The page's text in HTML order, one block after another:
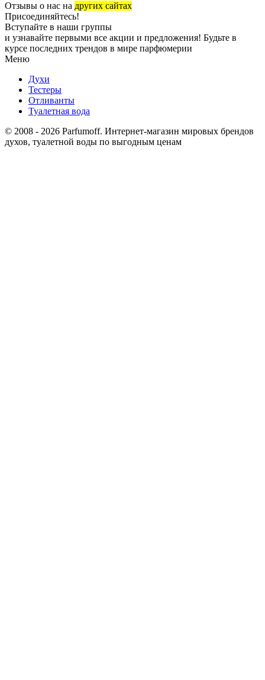
Отзывы о нас на других сайтах
Присоединяйтесь!
Вступайте в наши группы
и узнавайте первыми все акции и предложения! Будьте в
курсе последних трендов в мире парфюмерии
Меню
Духи
Тестеры
Отливанты
Туалетная вода
© 2008 - 2026 Parfumoff. Интернет-магазин мировых брендов
духов, туалетной воды по выгодным ценам